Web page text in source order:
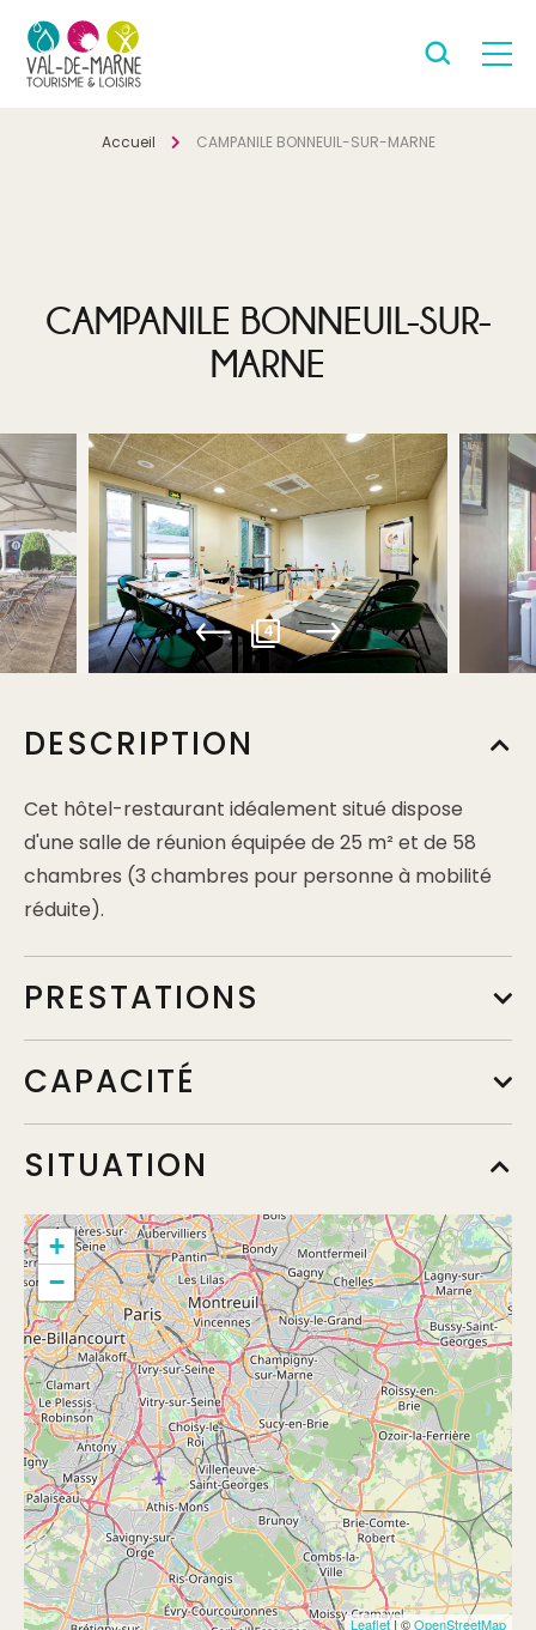
Accueil CAMPANILE BONNEUIL-SUR-MARNE
CAMPANILE BONNEUIL-SUR-
MARNE
4
DESCRIPTION
Cet hôtel-restaurant idéalement situé dispose
d'une salle de réunion équipée de 25 m² et de 58
chambres (3 chambres pour personne à mobilité
réduite).
PRESTATIONS
CAPACITÉ
SITUATION
+
−
Leaflet| ©OpenStreetMap